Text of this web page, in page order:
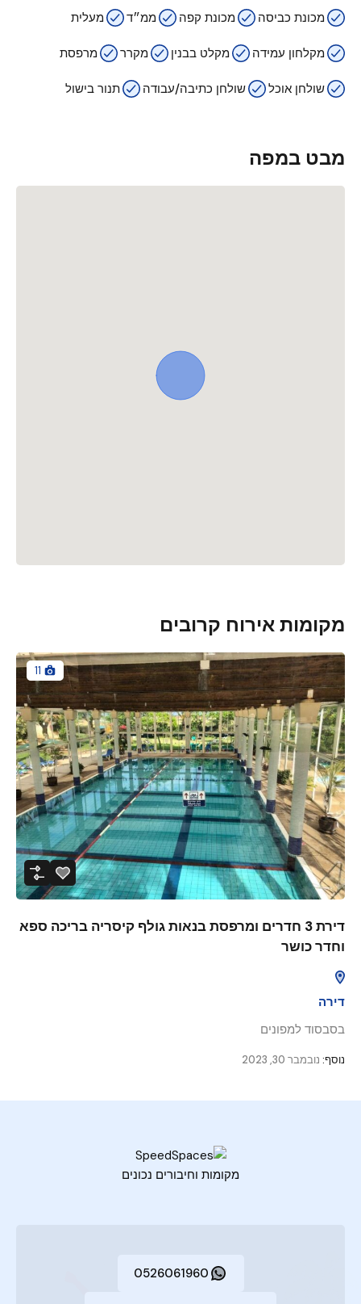
מכונת כביסה מכונת קפה ממ״ד מעלית
מקלחון עמידה מקלט בבנין מקרר מרפסת
שולחן אוכל שולחן כתיבה/עבודה תנור בישול
מבט במפה
מקומות אירוח קרובים
11
דירת 3 חדרים ומרפסת בנאות גולף קיסריה בריכה ספא
וחדר כושר
דירה
בסבסוד למפונים
נוסף: נובמבר 30, 2023
מקומות וחיבורים נכונים
0526061960